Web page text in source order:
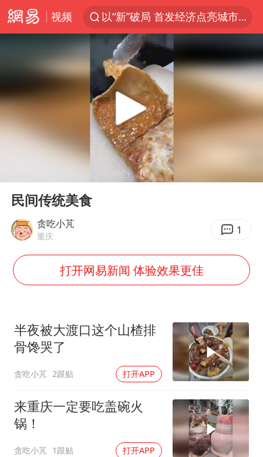
视频
以“新”破局 首发经济点亮城市消费活力
台风白海豚进入48小时警戒线
佛得角门将亮相智利俱乐部主场
宇树科技发行价格150.80元/股
中方回应是否在太平洋海底开采稀土
CIA被曝已秘密设立古巴工作组
U17国足1分钟轰2球
吉林一“温度计大楼”读数爆表
法国将禁止“未经同意的电话营销”
郑国霖回应去景区上班被保安拦下
我国编制完成新版全月地质图
感觉全东北都在等7号
奋进开新局 实干挑大梁
Play
00:12
民间传统美食
贪吃小芃
重庆 1
打开网易新闻 体验效果更佳
半夜被大渡口这个山楂排
骨馋哭了
贪吃小芃 2跟贴 打开APP
来重庆一定要吃盖碗火
锅！
贪吃小芃 1跟贴 打开APP